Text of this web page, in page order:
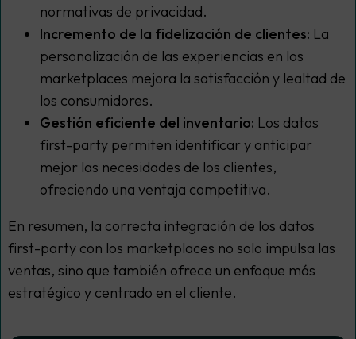
normativas de privacidad.
Incremento de la fidelización de clientes: La
personalización de las experiencias en los
marketplaces mejora la satisfacción y lealtad de
los consumidores.
Gestión eficiente del inventario: Los datos
first-party permiten identificar y anticipar
mejor las necesidades de los clientes,
ofreciendo una ventaja competitiva.
En resumen, la correcta integración de los datos
first-party con los marketplaces no solo impulsa las
ventas, sino que también ofrece un enfoque más
estratégico y centrado en el cliente.